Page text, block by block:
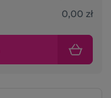
0,00 zł